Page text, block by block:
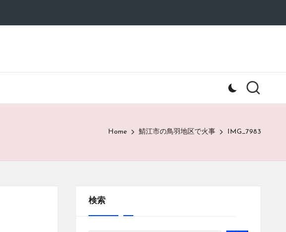
Home 鯖江市の鳥羽地区で火事 IMG_7983
検索